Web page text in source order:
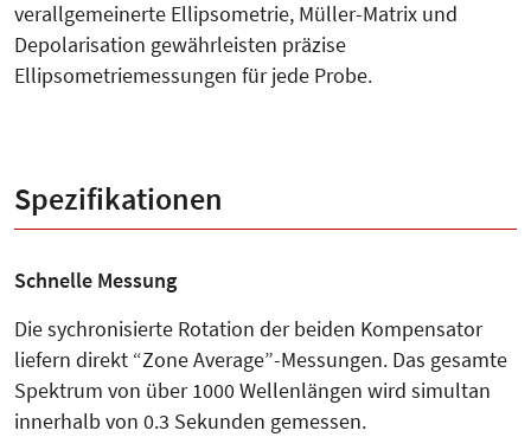
verallgemeinerte Ellipsometrie, Müller-Matrix und
Depolarisation gewährleisten präzise
Ellipsometriemessungen für jede Probe.
Spezifikationen
Schnelle Messung
Die sychronisierte Rotation der beiden Kompensator
liefern direkt “Zone Average”-Messungen. Das gesamte
Spektrum von über 1000 Wellenlängen wird simultan
innerhalb von 0.3 Sekunden gemessen.